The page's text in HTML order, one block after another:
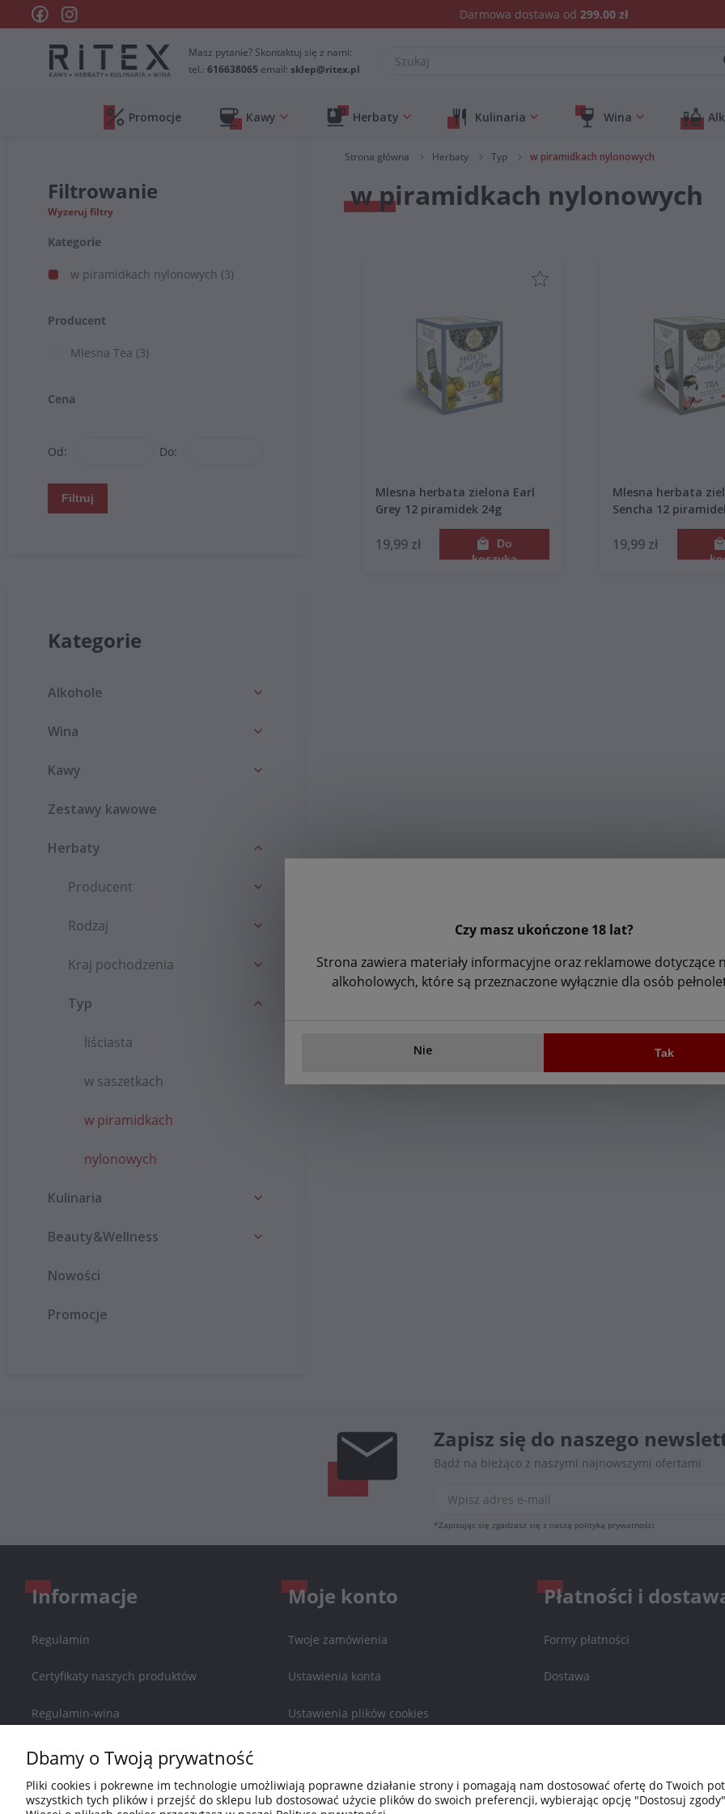
Darmowa dostawa od 299.00 zł
Masz pytanie? Skontaktuj się z nami:
tel.: 616638065 email: sklep@ritex.pl
Promocje Kawy Herbaty Kulinaria Wina
Strona główna Herbaty Typ w piramidkach nylonowych
Czy masz ukończone 18 lat?
Strona zawiera materiały informacyjne oraz reklamowe dotyczące
alkoholowych, które są przeznaczone wyłącznie dla osób
Nie Tak
Filtrowanie
Wyzeruj filtry
Kategorie
w piramidkach nylonowych (3)
Producent
Mlesna Tea (3)
Cena
Od: Do:
Filtruj
Kategorie
Alkohole
Wina
Kawy
Zestawy kawowe
Herbaty
Producent
Rodzaj
Kraj pochodzenia
Typ
liściasta
w saszetkach
w piramidkach
nylonowych
Kulinaria
Beauty&Wellness
Nowości
Promocje
w piramidkach nylonowych
Mlesna herbata zielona Earl
Grey 12 piramidek 24g
19,99 zł
Do
koszyka
Mlesna herbata
Sencha 12
19,99 zł
Zapisz się do naszego
Bądź na bieżąco z naszymi najnowszymi ofertami
*Zapisując się zgadzasz się z naszą polityką prywatności
Informacje
Regulamin
Certyfikaty naszych produktów
Regulamin-wina
Zwroty i reklamacje
Polityka prywatności
Moje konto
Twoje zamówienia
Ustawienia konta
Ustawienia plików cookies
Płatności i
Formy płatności
Dostawa
Dbamy o Twoją prywatność
Pliki cookies i pokrewne im technologie umożliwiają poprawne działanie strony i pomagają nam dostosować ofertę do Twoich
wszystkich tych plików i przejść do sklepu lub dostosować użycie plików do swoich preferencji, wybierając opcję "Dostosuj